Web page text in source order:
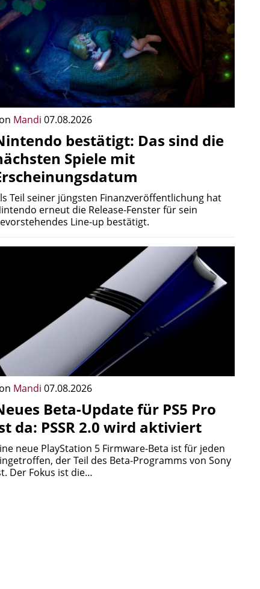
Mandi 07.08.2026
bestätigt: Das sind die
Spiele mit
Teil seiner jüngsten Finanzveröffentlichung hat
erneut die Release-Fenster für sein
Line-up bestätigt.
Mandi 07.08.2026
Beta-Update für PS5 Pro
da: PSSR 2.0 wird aktiviert
neue PlayStation 5 Firmware-Beta ist für jeden
der Teil des Beta-Programms von Sony
Der Fokus ist die…